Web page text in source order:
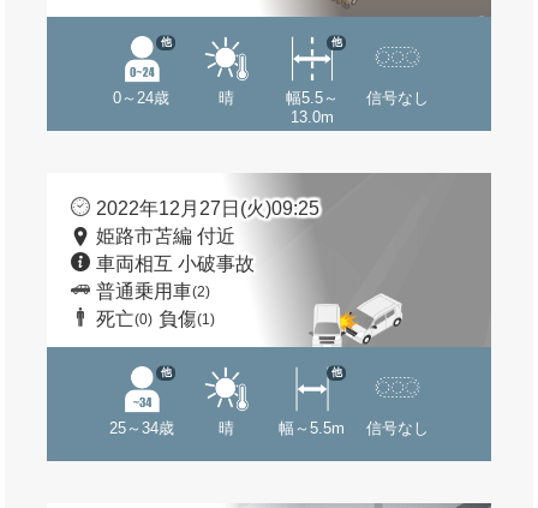
0～24歳
他
晴
幅5.5～
13.0m
他
信号なし
2022年12月27日(火)09:25
姫路市苫編 付近
車両相互 小破事故
普通乗用車(2)
死亡(0) 負傷(1)
25～34歳
他
晴 幅～5.5m
他
信号なし